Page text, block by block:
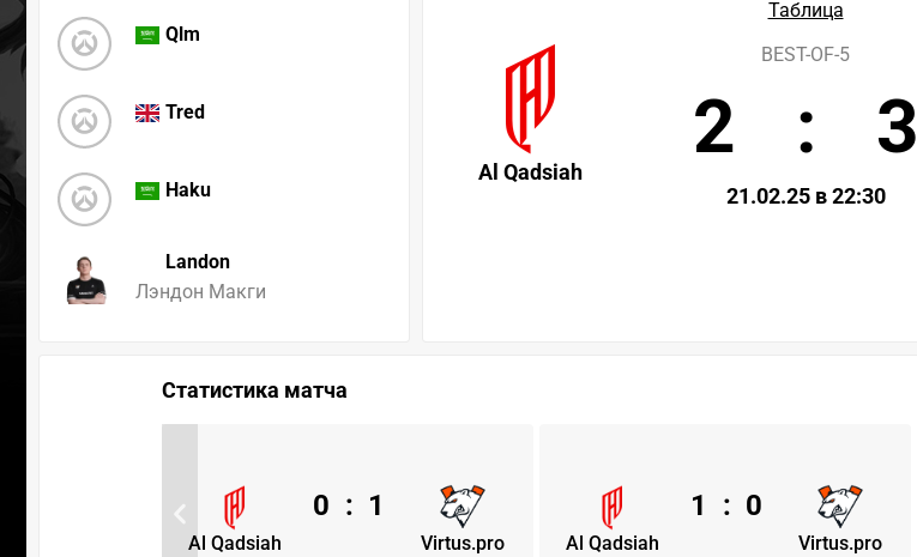
Qlm
Tred
Haku
Landon
Лэндон Макги
Таблица
Al Qadsiah
BEST-OF-5
2 : 3
21.02.25 в 22:30
Статистика матча
Al Qadsiah Virtus.pro
0 : 1
Al Qadsiah Virtus.pro
1 : 0